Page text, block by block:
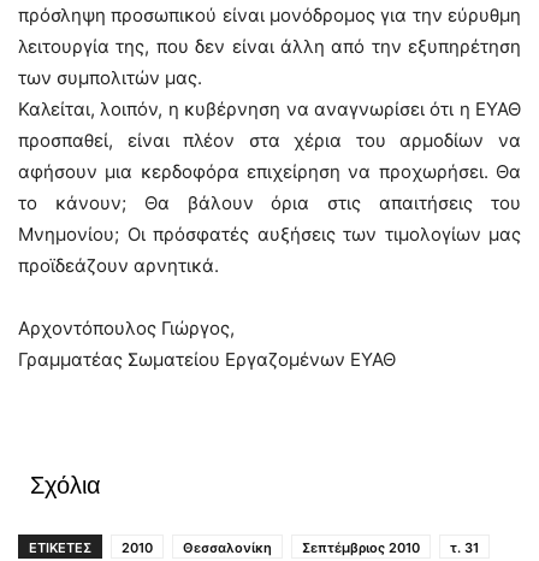
πρόσληψη προσωπικού είναι μονόδρομος για την εύρυθμη
λειτουργία της, που δεν είναι άλλη από την εξυπηρέτηση
των συμπολιτών μας.
Καλείται, λοιπόν, η κυβέρνηση να αναγνωρίσει ότι η ΕΥΑΘ
προσπαθεί, είναι πλέον στα χέρια του αρμοδίων να
αφήσουν μια κερδοφόρα επιχείρηση να προχωρήσει. Θα
το κάνουν; Θα βάλουν όρια στις απαιτήσεις του
Μνημονίου; Οι πρόσφατές αυξήσεις των τιμολογίων μας
προϊδεάζουν αρνητικά.
Αρχοντόπουλος Γιώργος,
Γραμματέας Σωματείου Εργαζομένων ΕΥΑΘ
Σχόλια
ΕΤΙΚΕΤΕΣ 2010 Θεσσαλονίκη Σεπτέμβριος 2010 τ. 31